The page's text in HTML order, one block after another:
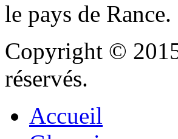
le pays de Rance.
Copyright ©
réservés.
Accueil